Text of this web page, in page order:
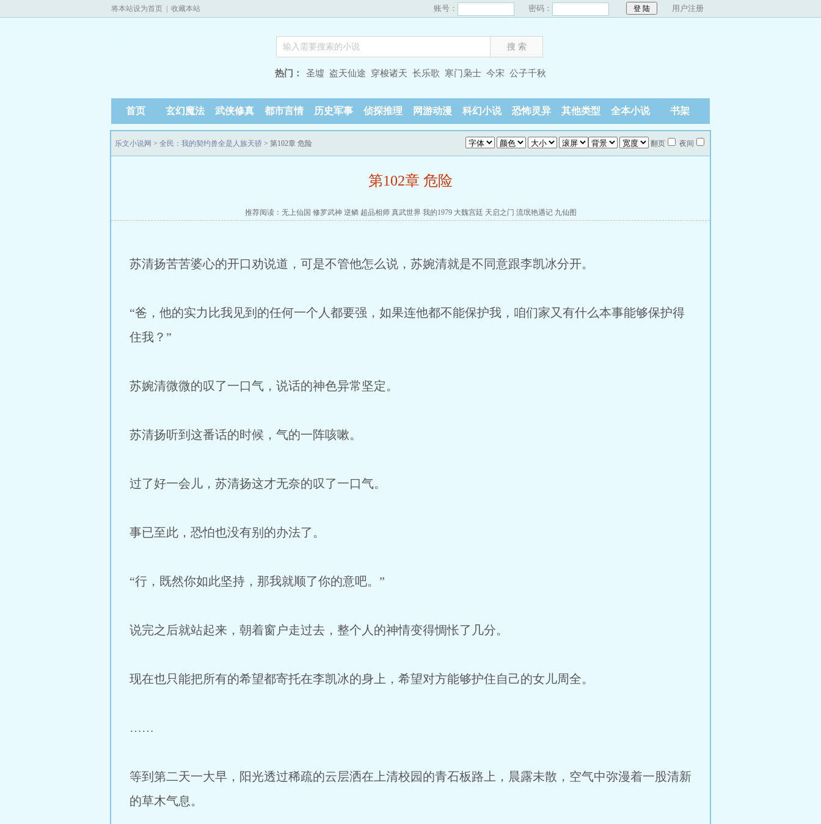
将本站设为首页 收藏本站 账号： 密码： 用户注册
热门： 圣墟 盗天仙途 穿梭诸天 长乐歌 寒门枭士 今宋 公子千秋
首页 玄幻魔法 武侠修真 都市言情 历史军事 侦探推理 网游动漫 科幻小说 恐怖灵异 其他类型 全本小说 书架
乐文小说网 > 全民：我的契约兽全是人族天骄 > 第102章 危险 翻页 夜间
第102章 危险
推荐阅读： 无上仙国 修罗武神 逆鳞 超品相师 真武世界 我的1979 大魏宫廷 天启之门 流氓艳遇记 九仙图
苏清扬苦苦婆心的开口劝说道，可是不管他怎么说，苏婉清就是不同意跟李凯冰分开。
“爸，他的实力比我见到的任何一个人都要强，如果连他都不能保护我，咱们家又有什么本事能够保护得
住我？”
苏婉清微微的叹了一口气，说话的神色异常坚定。
苏清扬听到这番话的时候，气的一阵咳嗽。
过了好一会儿，苏清扬这才无奈的叹了一口气。
事已至此，恐怕也没有别的办法了。
“行，既然你如此坚持，那我就顺了你的意吧。”
说完之后就站起来，朝着窗户走过去，整个人的神情变得惆怅了几分。
现在也只能把所有的希望都寄托在李凯冰的身上，希望对方能够护住自己的女儿周全。
……
等到第二天一大早，阳光透过稀疏的云层洒在上清校园的青石板路上，晨露未散，空气中弥漫着一股清新
的草木气息。